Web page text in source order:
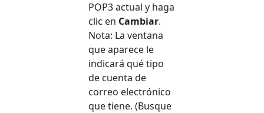
POP3 actual y haga
clic en Cambiar.
Nota: La ventana
que aparece le
indicará qué tipo
de cuenta de
correo electrónico
que tiene. (Busque